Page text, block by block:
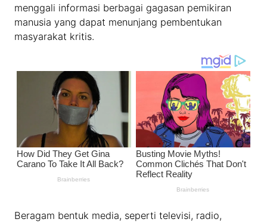
menggali informasi berbagai gagasan pemikiran
manusia yang dapat menunjang pembentukan
masyarakat kritis.
Beragam bentuk media, seperti televisi, radio,